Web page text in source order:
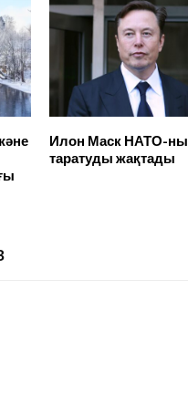
Илон Маск НАТО-ны
таратуды жақтады